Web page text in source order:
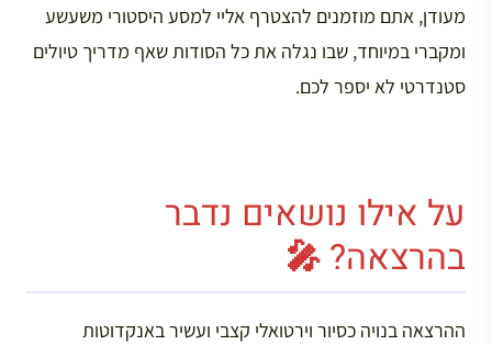
מעודן, אתם מוזמנים להצטרף אליי למסע היסטורי משעשע
ומקברי במיוחד, שבו נגלה את כל הסודות שאף מדריך טיולים
סטנדרטי לא יספר לכם.
על אילו נושאים נדבר
בהרצאה? 🎤
ההרצאה בנויה כסיור וירטואלי קצבי ועשיר באנקדוטות